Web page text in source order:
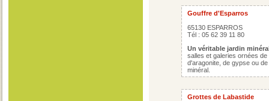
Gouffre d'Esparros
65130 ESPARROS
Tél : 05 62 39 11 80
Un véritable jardin
salles et galeries ornées
d'aragonite, de gypse ou
minéral.
Grottes de Labastide